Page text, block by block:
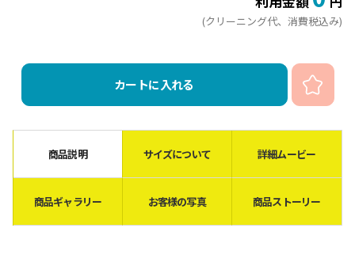
(クリーニング代、消費税込み)
カートに入れる
商品説明 サイズについて 詳細ムービー
商品ギャラリー お客様の写真 商品ストーリー